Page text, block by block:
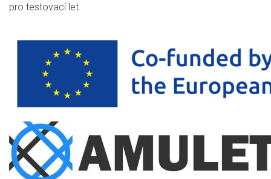
pro testovací let.